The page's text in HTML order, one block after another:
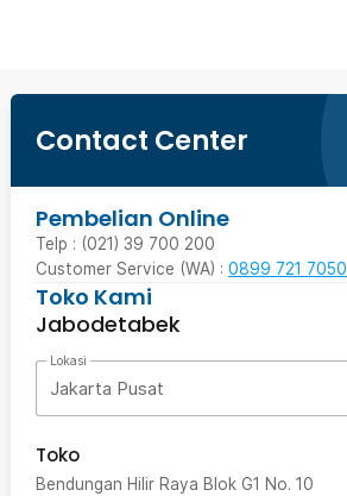
Contact Center
Pembelian Online
Telp : (021) 39 700 200
Customer Service (WA) : 0899 721 7050
Toko Kami
Jabodetabek
Lokasi
Jakarta Pusat
Toko
Bendungan Hilir Raya Blok G1 No. 10